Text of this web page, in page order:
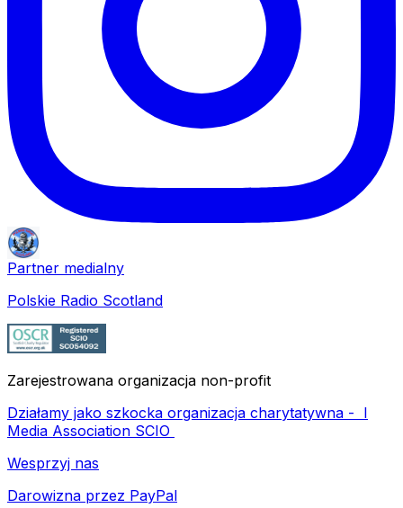
Partner medialny
Polskie Radio Scotland
Zarejestrowana organizacja non-profit
Działamy jako szkocka organizacja charytatywna - I
Media Association SCIO
Wesprzyj nas
Darowizna przez PayPal